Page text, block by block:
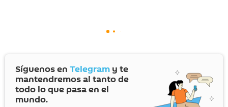
Síguenos en Telegram y te
mantendremos al tanto de
todo lo que pasa en el
mundo.